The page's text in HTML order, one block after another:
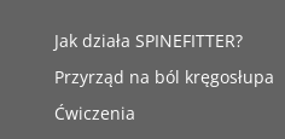
Jak działa SPINEFITTER?
Przyrząd na ból kręgosłupa
Ćwiczenia